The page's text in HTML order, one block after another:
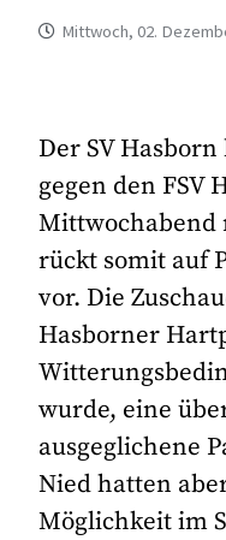
Mittwoch, 02.
Der SV
gegen den FSV
Mittwochabend
rückt somit auf
vor. Die
Hasborner
wurde, eine
ausgeglichene
Nied hatten
Möglichkeit im